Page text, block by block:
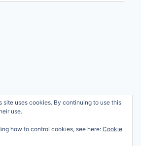
© 2026 Ren mama, ren!
Professional Blogging
site uses cookies. By continuing to use this
use.
how to control cookies, see here: Cookie